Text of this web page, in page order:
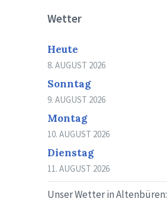
Wetter
Heute
8. AUGUST 2026
Sonntag
9. AUGUST 2026
Montag
10. AUGUST 2026
Dienstag
11. AUGUST 2026
Unser Wetter in Altenbüren: